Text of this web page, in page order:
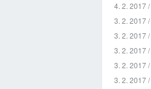
4. 2. 2017 /
3. 2. 2017 /
3. 2. 2017 /
3. 2. 2017 /
3. 2. 2017 /
3. 2. 2017 /